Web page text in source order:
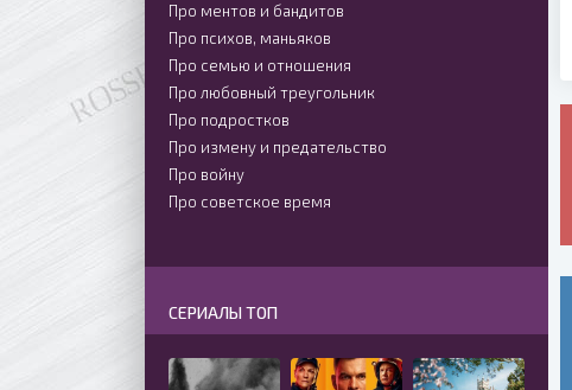
Про ментов и бандитов
Про психов, маньяков
Про семью и отношения
Про любовный треугольник
Про подростков
Про измену и предательство
Про войну
Про советское время
СЕРИАЛЫ ТОП